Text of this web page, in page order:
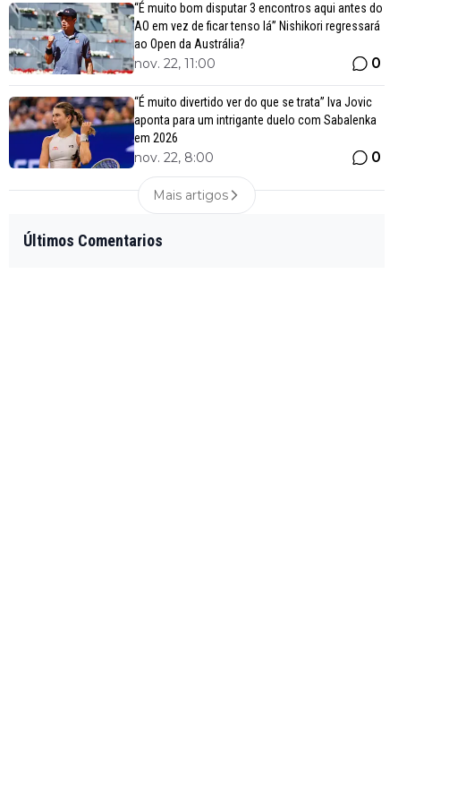
“É muito bom disputar 3 encontros aqui antes do
AO em vez de ficar tenso lá” Nishikori regressará
ao Open da Austrália?
nov. 22, 11:00 0
“É muito divertido ver do que se trata” Iva Jovic
aponta para um intrigante duelo com Sabalenka
em 2026
nov. 22, 8:00 0
Mais artigos
Últimos Comentarios